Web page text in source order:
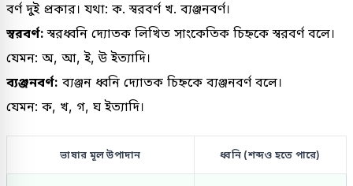
বর্ণ দুই প্রকার। যথা: ক. স্বরবর্ণ খ. ব্যঞ্জনবর্ণ।
স্বরবর্ণ:স্বরধ্বনি দ্যোতক লিখিত সাংকেতিক চিহ্নকে স্বরবর্ণ বলে।
যেমন: অ, আ, ই, উ ইত্যাদি।
ব্যঞ্জনবর্ণ: ব্যঞ্জন ধ্বনি দ্যোতক চিহ্নকে ব্যঞ্জনবর্ণ বলে।
যেমন: ক, খ, গ, ঘ ইত্যাদি।
ভাষার মূল উপাদান ধ্বনি (শব্দও হতে পারে)